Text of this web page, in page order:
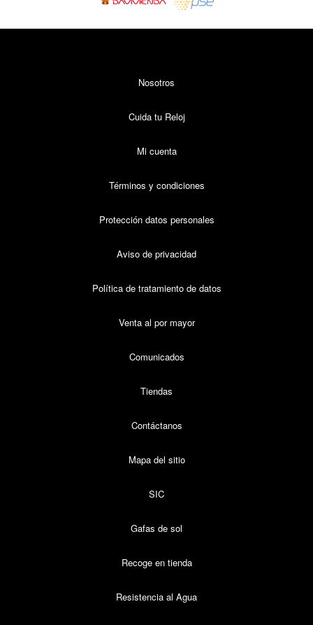
Nosotros
Cuida tu Reloj
Mi cuenta
Términos y condiciones
Protección datos personales
Aviso de privacidad
Política de tratamiento de datos
Venta al por mayor
Comunicados
Tiendas
Contáctanos
Mapa del sitio
SIC
Gafas de sol
Recoge en tienda
Resistencia al Agua